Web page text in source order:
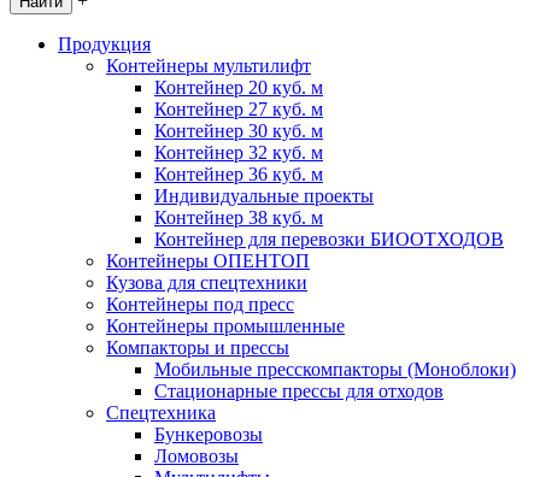
Продукция
Контейнеры мультилифт
Контейнер 20 куб. м
Контейнер 27 куб. м
Контейнер 30 куб. м
Контейнер 32 куб. м
Контейнер 36 куб. м
Индивидуальные проекты
Контейнер 38 куб. м
Контейнер для перевозки БИООТХОДОВ
Контейнеры ОПЕНТОП
Кузова для спецтехники
Контейнеры под пресс
Контейнеры промышленные
Компакторы и прессы
Мобильные пресскомпакторы (Моноблоки)
Стационарные прессы для отходов
Спецтехника
Бункеровозы
Ломовозы